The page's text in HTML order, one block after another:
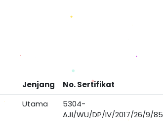
Jenjang
No. Sertifikat
Utama
5304-
AJI/WU/DP/IV/2017/26/9/85